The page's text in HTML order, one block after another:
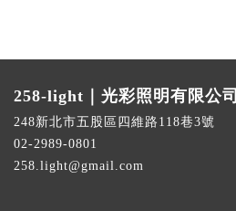
258-light｜光彩照明有限公司
248新北市五股區四維路118巷3號
02-2989-0801
258.light@gmail.com